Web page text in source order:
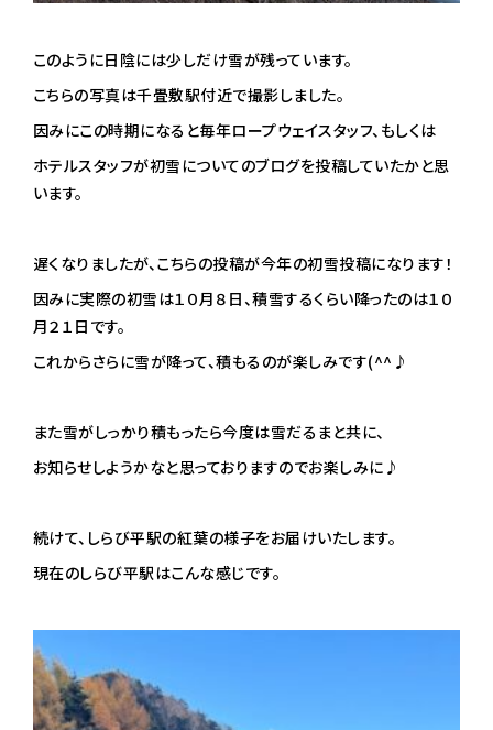
このように日陰には少しだけ雪が残っています。
こちらの写真は千畳敷駅付近で撮影しました。
因みにこの時期になると毎年ロープウェイスタッフ、もしくは
ホテルスタッフが初雪についてのブログを投稿していたかと思
います。
遅くなりましたが、こちらの投稿が今年の初雪投稿になります！
因みに実際の初雪は１０月８日、積雪するくらい降ったのは１０
月２１日です。
これからさらに雪が降って、積もるのが楽しみです(^^♪
また雪がしっかり積もったら今度は雪だるまと共に、
お知らせしようかなと思っておりますのでお楽しみに♪
続けて、しらび平駅の紅葉の様子をお届けいたします。
現在のしらび平駅はこんな感じです。